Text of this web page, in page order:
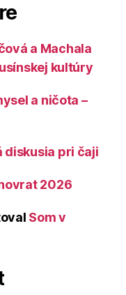
a Machala
kultúry
a ničota –
diskusia pri čaji
2026
Som v